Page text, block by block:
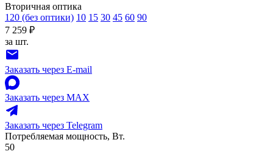
Вторичная оптика
120 (без оптики) 10 15 30 45 60 90
7 259 ₽
за шт.
Заказать через E-mail
Заказать через MAX
Заказать через Telegram
Потребляемая мощность, Вт.
50